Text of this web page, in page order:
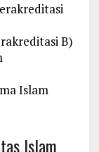
B)
Islam
Islam